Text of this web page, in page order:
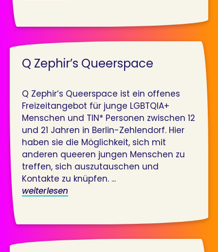
Q Zephir’s Queerspace
Q Zephir‘s Queerspace ist ein offenes
Freizeitangebot für junge LGBTQIA+
Menschen und TIN* Personen zwischen 12
und 21 Jahren in Berlin-Zehlendorf. Hier
haben sie die Möglichkeit, sich mit
anderen queeren jungen Menschen zu
treffen, sich auszutauschen und
Kontakte zu knüpfen. ...
weiterlesen